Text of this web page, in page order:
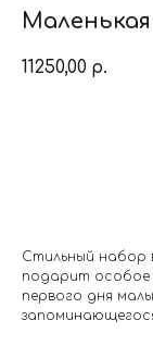
11250,00 р.
Стильный набор
подарит особое
первого дня